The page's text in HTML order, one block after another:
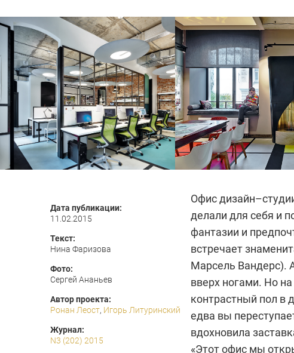
Дата публикации:
11.02.2015
Текст:
Нина Фаризова
Фото:
Сергей Ананьев
Автор проекта:
Ронан Леост, Игорь Литуринский
Журнал:
N3 (202) 2015
Офис
делали для себя и
фантазии и
встречает
Марсель Вандерс).
вверх ногами. Но
контрастный пол в
едва вы
вдохновила
«Этот офис мы